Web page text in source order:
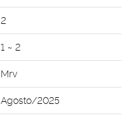
2
1 ~ 2
Mrv
Agosto/2025